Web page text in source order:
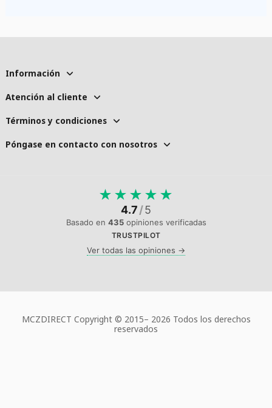
Información
Atención al cliente
Términos y condiciones
Póngase en contacto con nosotros
★ ★ ★ ★ ★
4.7/5
Basado en 435opiniones verificadas
TRUSTPILOT
Ver todas las opiniones →
MCZDIRECT Copyright © 2015– 2026 Todos los derechos
reservados